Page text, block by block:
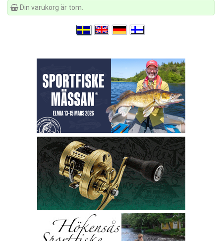
Din varukorg är tom.